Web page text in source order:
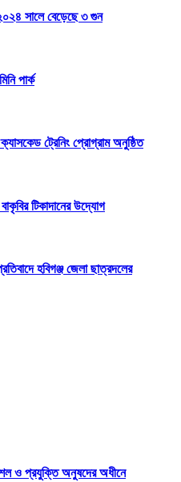
সালে বেড়েছে ৩ গুন
পার্ক
ট্রেনিং প্রোগ্রাম অনুষ্ঠিত
টিকাদানের উদ্যোগ
হবিগঞ্জ জেলা ছাত্রদলের
ও প্রযুক্তি অনুষদের অধীনে